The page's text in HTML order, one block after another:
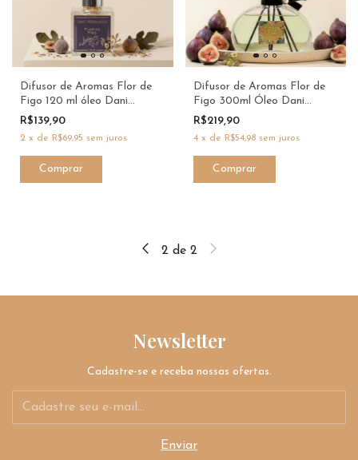
Difusor de Aromas Flor de
Figo 120 ml óleo Dani
Fernandes
R$139,90
2 x de R$69,95 sem juros
Difusor de Aromas Flor de
Figo 300ml Óleo Dani
Fernandes
R$219,90
4 x de R$54,98 sem juros
2 de 2
Newsletter
Cadastre-se e receba nossas ofertas.